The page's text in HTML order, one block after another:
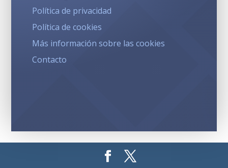
Política de privacidad
Política de cookies
Más información sobre las cookies
Contacto